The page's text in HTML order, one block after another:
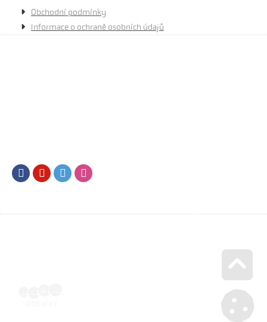
Obchodní podmínky
Informace o ochraně osobních údajů
FacebookYoutubeTwitter
Go